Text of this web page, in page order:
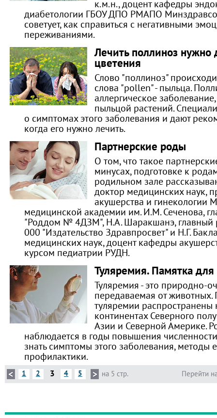
к.м.н., доцент кафедры
диабетологии ГБОУ ДПО РМАПО
советует, как справиться с негативными
переживаниями.
Лечить поллиноз нужно
цветения
Слово "поллиноз"
слова "pollen" - пыльца.
аллергическое
пыльцой растений.
о симптомах этого заболевания и дают
когда его нужно лечить.
Партнерские роды
О том, что такое
минусах, подготовке к
родильном зале
доктор медицинских наук,
акушерства и гинекологии
медицинской академии им. И.М. Сеченова,
"Роддом № 4ДЗМ", Н.А. Шаракшанэ, главный
000 "Издательство Здравпросвет" и Н.Г.
медицинских наук, доцент кафедры
курсом педиатрии РУДН.
Туляремия. Памятка для
Туляремия - это природно-
передаваемая от
туляремии распространены
континентах Северного
Азии и Северной Америке.
наблюдается в годы повышения
знать симптомы этого заболевания, методы
профилактики.
Перейти
1 2 3 4 5 на 5 стр.